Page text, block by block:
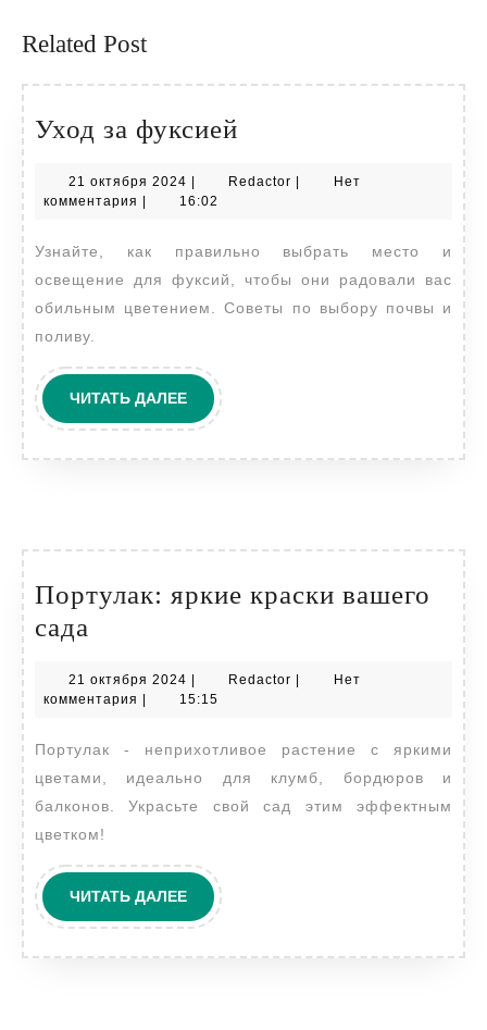
Related Post
Уход за фуксией
фуксией
21 октября 2024 21
октября
Redactor Redactor
Нет
комментария
16:02
Узнайте, как правильно выбрать место и
освещение для фуксий, чтобы они радовали вас
обильным цветением. Советы по выбору почвы и
поливу.
ЧИТАТЬ ДАЛЕЕЧИТАТЬ
ДАЛЕЕ
Портулак: яркие краски вашего
сада
краски
сада
21 октября 2024 21
октября
| Redactor Redactor
|
Нет
комментария | 15:15
Портулак - неприхотливое растение с яркими
цветами, идеально для клумб, бордюров и
балконов. Украсьте свой сад этим эффектным
цветком!
ЧИТАТЬ ДАЛЕЕЧИТАТЬ
ДАЛЕЕ